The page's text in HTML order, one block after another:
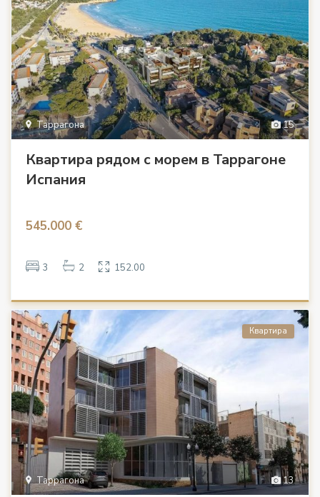
15
Таррагона
Квартира рядом с морем в Таррагоне
Испания
545.000 €
3 2 152.00
13
Таррагона
Квартира